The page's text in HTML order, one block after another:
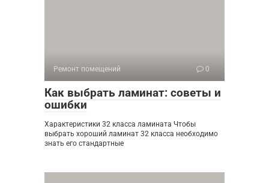
Ремонт помещений 0
Как выбрать ламинат: советы и
ошибки
Характеристики 32 класса ламината Чтобы
выбрать хороший ламинат 32 класса необходимо
знать его стандартные